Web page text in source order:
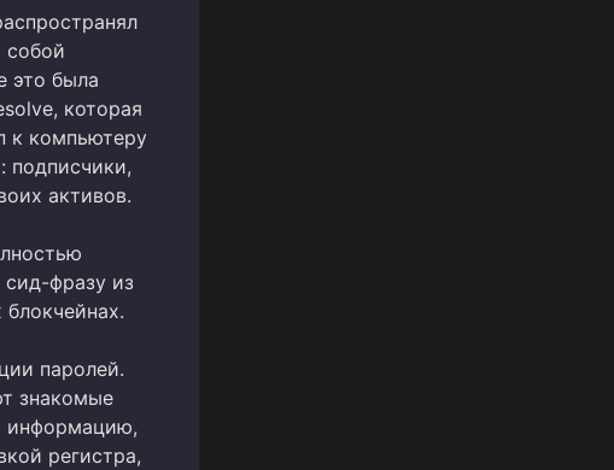
собой
это была
которая
к компьютеру
подписчики,
активов.
фразу из
паролей.
знакомые
информацию,
регистра,